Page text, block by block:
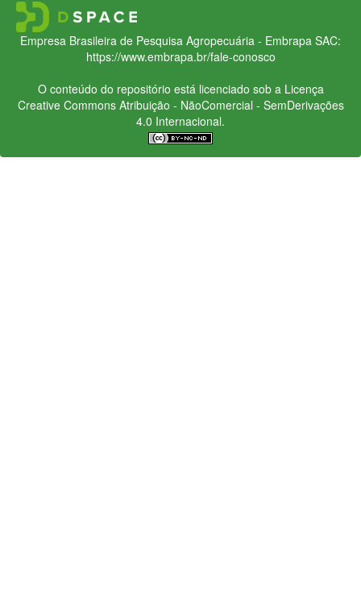
Empresa Brasileira de Pesquisa Agropecuária - Embrapa SAC:
https://www.embrapa.br/fale-conosco
O conteúdo do repositório está licenciado sob a Licença
Creative CommonsAtribuição - NãoComercial - SemDerivações
4.0 Internacional.